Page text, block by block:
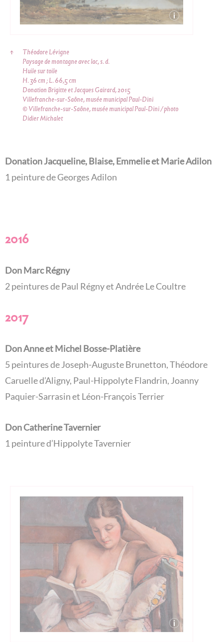
↑
Théodore Lévigne
Paysage de montagne avec lac, s. d.
Huile sur toile
H. 36 cm ; L. 66,5 cm
Donation Brigitte et Jacques Gairard, 2015
Villefranche-sur-Saône, musée municipal Paul-Dini
© Villefranche-sur-Saône, musée municipal Paul-Dini / photo
Didier Michalet
Donation Jacqueline, Blaise, Emmelie et Marie Adilon
1 peinture de Georges Adilon
2016
Don Marc Régny
2 peintures de Paul Régny et Andrée Le Coultre
2017
Don Anne et Michel Bosse-Platière
5 peintures de Joseph-Auguste Brunetton, Théodore
Caruelle d’Aligny, Paul-Hippolyte Flandrin, Joanny
Paquier-Sarrasin et Léon-François Terrier
Don Catherine Tavernier
1 peinture d’Hippolyte Tavernier